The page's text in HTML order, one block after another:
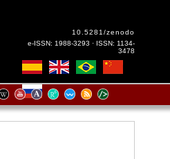
10.5281/zenodo
e-ISSN: 1988-3293 · ISSN: 1134-
3478